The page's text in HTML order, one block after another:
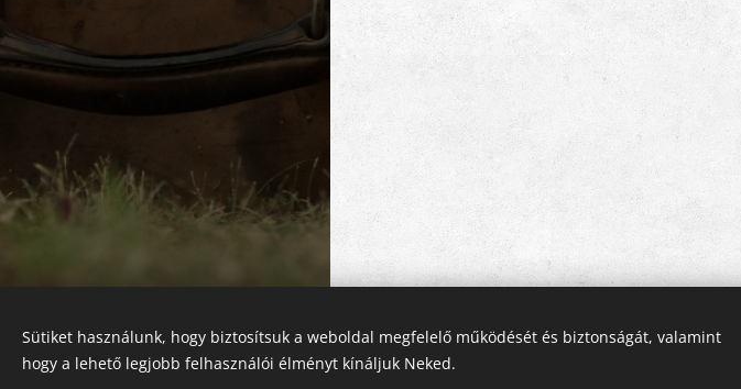
Az oldalt a Webnodeműködteti
Sütiket használunk, hogy biztosítsuk a weboldal megfelelő működését és biztonságát, valamint
hogy a lehető legjobb felhasználói élményt kínáljuk Neked.